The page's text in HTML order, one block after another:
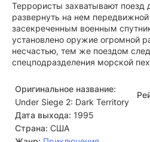
Террористы захватывают поезд
развернуть на нем
засекреченным военным
установлено оружие огромной
несчастью, тем же поездом
спецподразделения морской
Оригинальное название:
Under Siege 2: Dark Territory
Дата выхода: 1995
Страна: США